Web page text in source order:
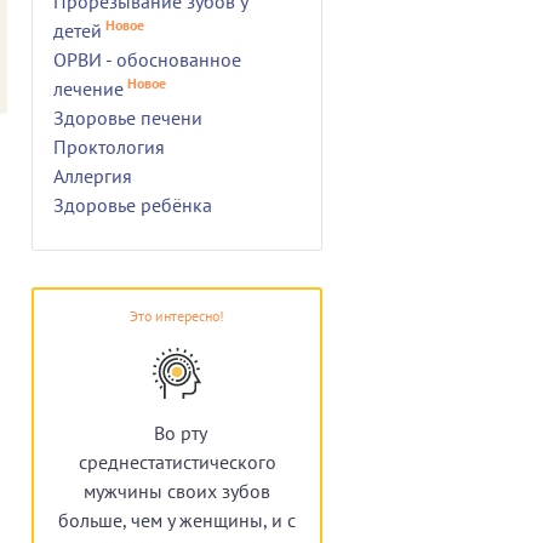
детей Новое
ОРВИ - обоснованное
лечение Новое
Здоровье печени
Проктология
Аллергия
Здоровье ребёнка
Это интересно!
Во рту
среднестатистического
мужчины своих зубов
больше, чем у женщины, и с